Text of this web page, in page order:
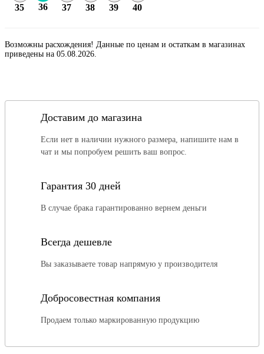
35 36 37 38 39 40
Возможны расхождения! Данные по ценам и остаткам в магазинах
приведены на 05.08.2026.
Доставим до магазина
Если нет в наличии нужного размера, напишите нам в
чат и мы попробуем решить ваш вопрос.
Гарантия 30 дней
В случае брака гарантированно вернем деньги
Всегда дешевле
Вы заказываете товар напрямую у производителя
Добросовестная компания
Продаем только маркированную продукцию